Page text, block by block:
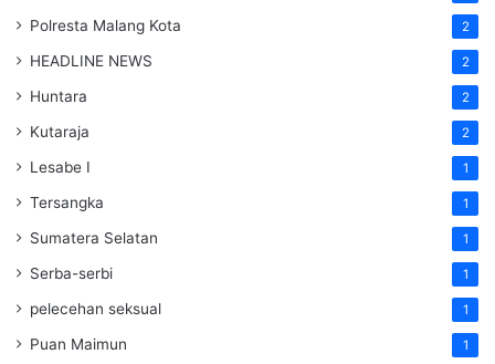
Polresta Malang Kota 2
HEADLINE NEWS 2
Huntara 2
Kutaraja 2
Lesabe I 1
Tersangka 1
Sumatera Selatan 1
Serba-serbi 1
pelecehan seksual 1
Puan Maimun 1